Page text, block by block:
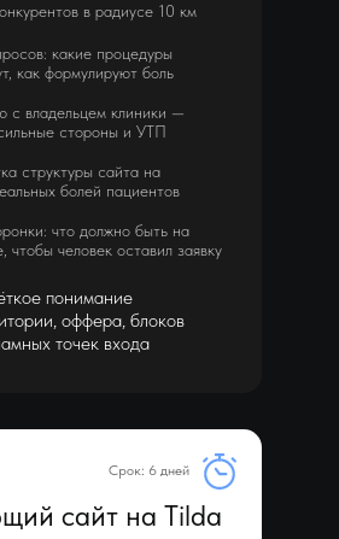
в радиусе 10 км
какие процедуры
как формулируют боль
с владельцем клиники —
стороны и УТП
структуры сайта на
болей пациентов
что должно быть на
чтобы человек оставил заявку
понимание
оффера, блоков
точек входа
сайт на Tilda
Срок: 6 дней